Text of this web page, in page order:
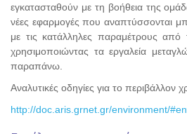
εγκατασταθούν με τη βοήθεια της
νέες εφαρμογές που αναπτύσσονται
με τις κατάλληλες παραμέτρους από
χρησιμοποιώντας τα εργαλεία
παραπάνω.
Αναλυτικές οδηγίες για το περιβάλλον
http://doc.aris.grnet.gr/environment/